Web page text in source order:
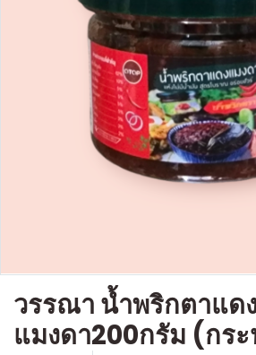
วรรณา น้ำพริกตาแด
แมงดา200กรัม (กร